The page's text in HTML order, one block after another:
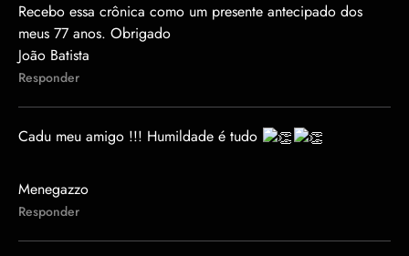
Recebo essa crônica como um presente antecipado dos
meus 77 anos. Obrigado
João Batista
Responder
Cadu meu amigo !!! Humildade é tudo
Menegazzo
Responder